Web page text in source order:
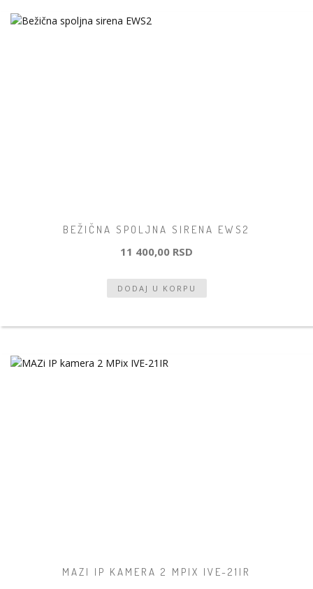
BEŽIČNA SPOLJNA SIRENA EWS2
11 400,00 RSD
MAZI IP KAMERA 2 MPIX IVE-21IR